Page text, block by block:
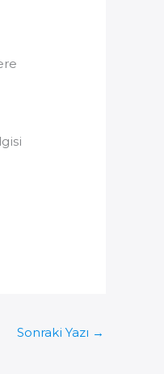
Sonraki Yazı →